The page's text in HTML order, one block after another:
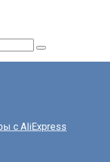
с AliExpress